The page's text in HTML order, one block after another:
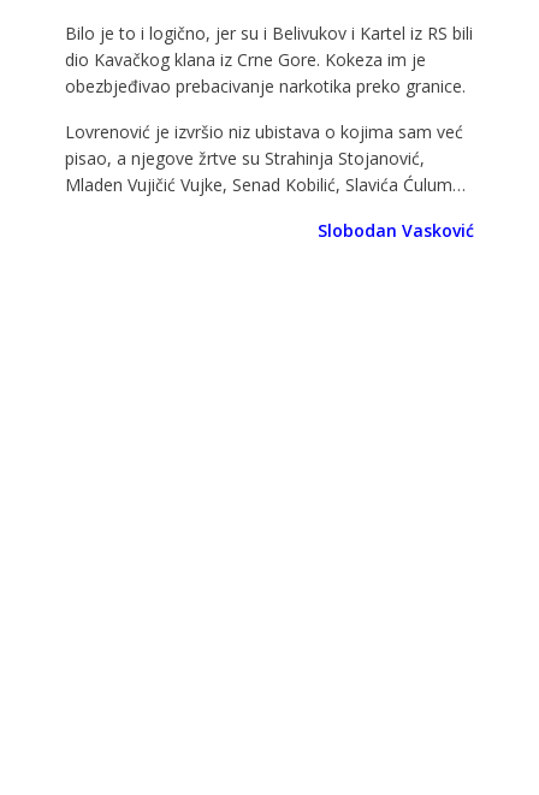
Bilo je to i logično, jer su i Belivukov i Kartel iz RS bili
dio Kavačkog klana iz Crne Gore. Kokeza im je
obezbjeđivao prebacivanje narkotika preko granice.
Lovrenović je izvršio niz ubistava o kojima sam već
pisao, a njegove žrtve su Strahinja Stojanović,
Mladen Vujičić Vujke, Senad Kobilić, Slavića Ćulum…
Slobodan Vasković